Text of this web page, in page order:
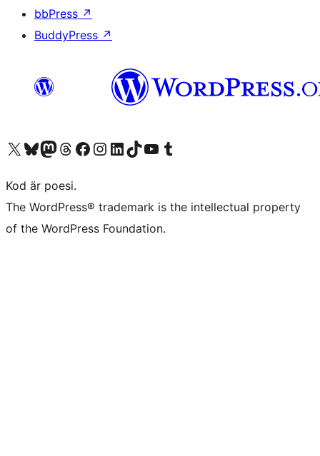
bbPress ↗
BuddyPress ↗
Besök vår X-konto (f.d. Twitter)
Besök vårt Bluesky-konto
Besök vårt Mastodon-konto
Besök vårt Thread-konto
Besök vår Facebook-sidaBesök vårt Instagram-konto
Besök vårt LinkedIn-konto
Besök vårt TikTok-konto
Besök vår YouTube-kanalBesök vårt Tumblr-konto
Kod är poesi.
The WordPress® trademark is the intellectual property
of the WordPress Foundation.